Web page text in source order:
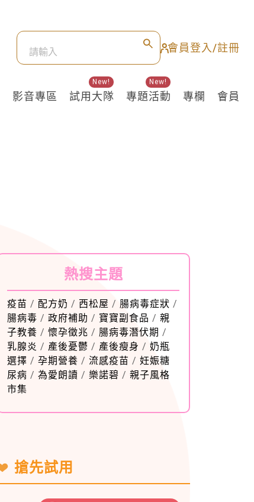
會員登入/註冊
影音專區 試用大隊
New!
專題活動
New!
專欄 會員
熱搜主題
疫苗 / 配方奶 / 西松屋 / 腸病毒症狀 /
腸病毒 / 政府補助 / 寶寶副食品 / 親
子教養 / 懷孕徵兆 / 腸病毒潛伏期 /
乳腺炎 / 產後憂鬱 / 產後瘦身 / 奶瓶
選擇 / 孕期營養 / 流感疫苗 / 妊娠糖
尿病 / 為愛朗讀 / 樂諾碧 / 親子風格
市集
搶先試用